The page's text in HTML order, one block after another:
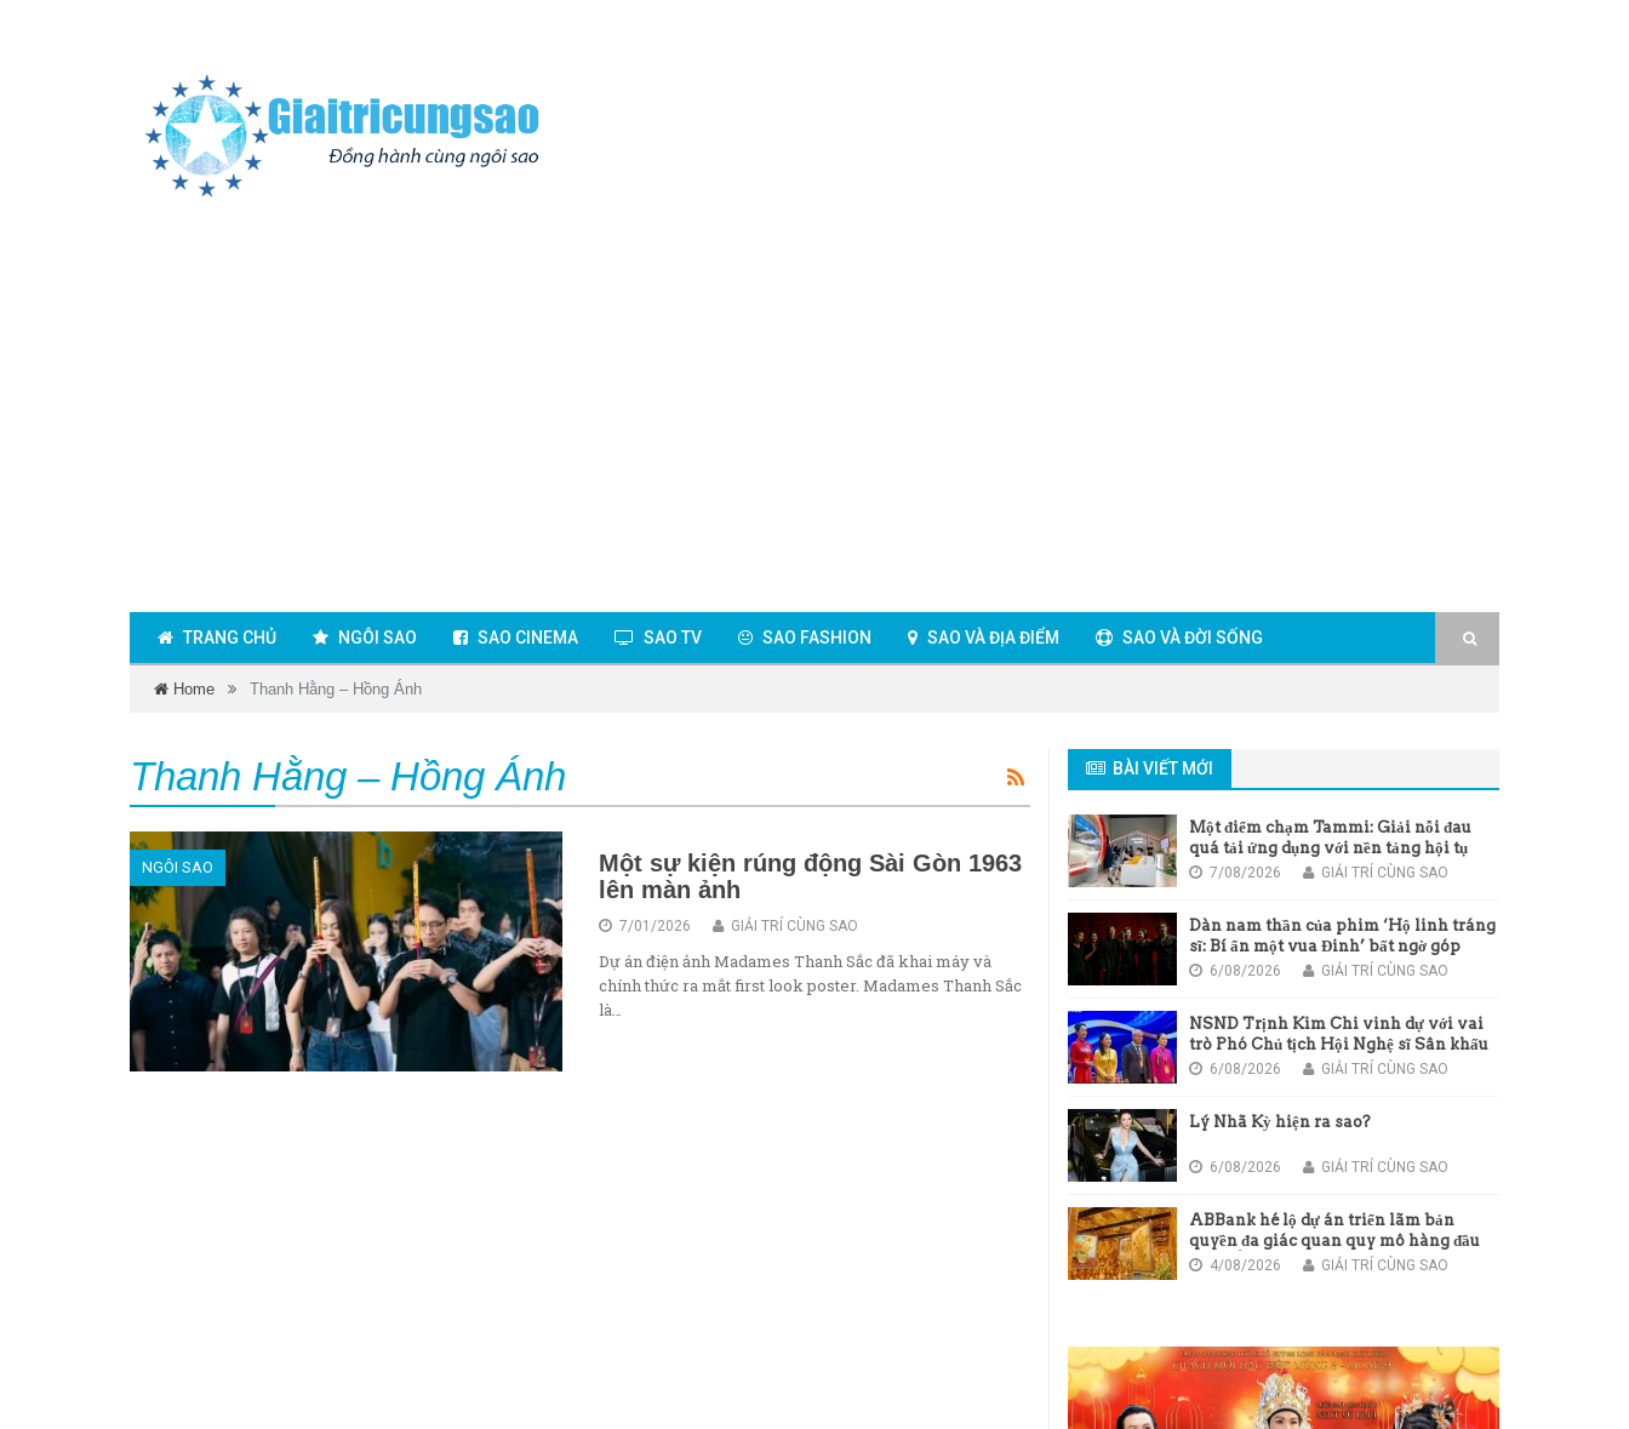
TRANG CHỦ NGÔI SAO SAO CINEMA SAO TV SAO FASHION SAO VÀ ĐỊA ĐIỂM SAO VÀ ĐỜI SỐNG
Home Thanh Hằng – Hồng Ánh
Thanh Hằng – Hồng Ánh
NGÔI SAO
Một sự kiện rúng động Sài Gòn 1963
lên màn ảnh
7/01/2026 GIẢI TRÍ CÙNG SAO
Dự án điện ảnh Madames Thanh Sắc đã khai máy và
chính thức ra mắt first look poster. Madames Thanh Sắc
là…
BÀI VIẾT MỚI
Một điểm chạm Tammi: Giải nỗi đau
quá tải ứng dụng với nền tảng hội tụ
mới của Viettel
7/08/2026 GIẢI TRÍ CÙNG SAO
Dàn nam thần của phim ‘Hộ linh tráng
sĩ: Bí ẩn một vua Đinh’ bất ngờ góp
giọng trong bài hát chủ đề của phim
6/08/2026 GIẢI TRÍ CÙNG SAO
NSND Trịnh Kim Chi vinh dự với vai
trò Phó Chủ tịch Hội Nghệ sĩ Sân khấu
Việt Nam
6/08/2026 GIẢI TRÍ CÙNG SAO
Lý Nhã Kỳ hiện ra sao?
6/08/2026 GIẢI TRÍ CÙNG SAO
ABBank hé lộ dự án triển lãm bản
quyền đa giác quan quy mô hàng đầu
châu Á
4/08/2026 GIẢI TRÍ CÙNG SAO